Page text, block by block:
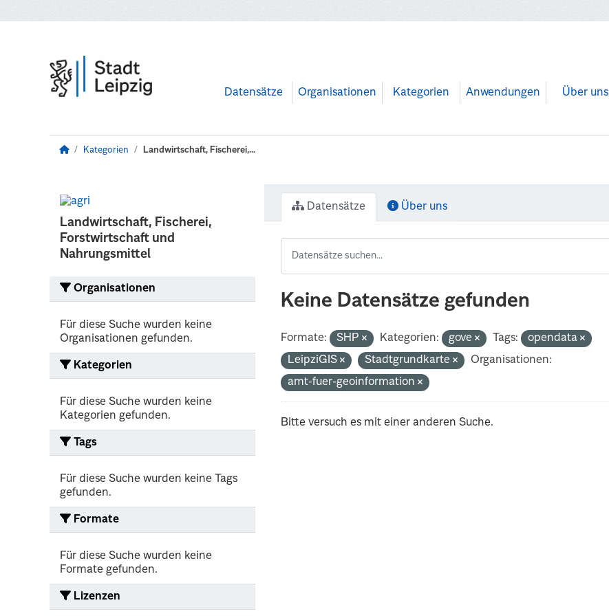
Datensätze Organisationen Kategorien Anwendungen Über uns
Kategorien Landwirtschaft, Fischerei,...
Landwirtschaft, Fischerei,
Forstwirtschaft und
Nahrungsmittel
Organisationen
Für diese Suche wurden keine
Organisationen gefunden.
Kategorien
Für diese Suche wurden keine
Kategorien gefunden.
Tags
Für diese Suche wurden keine Tags
gefunden.
Formate
Für diese Suche wurden keine
Formate gefunden.
Lizenzen
Datensätze Über uns
Keine Datensätze gefunden
Formate: SHP Kategorien: gove Tags:
opendata
LeipziGIS
Stadtgrundkarte
Organisationen:
amt-fuer-geoinformation
Bitte versuch es mit einer anderen Suche.